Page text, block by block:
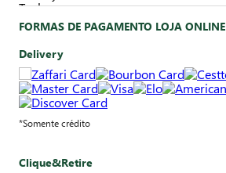
FORMAS DE PAGAMENTO LOJA ONLINE
Delivery
*Somente crédito
Clique&Retire